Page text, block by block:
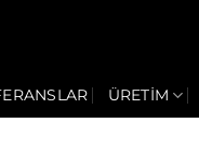
ÜRETIM